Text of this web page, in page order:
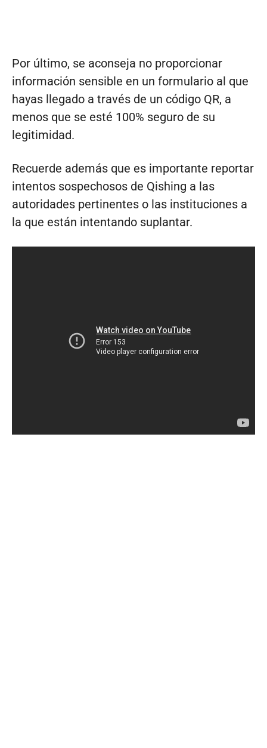
Por último, se aconseja no proporcionar
información sensible en un formulario al que
hayas llegado a través de un código QR, a
menos que se esté 100% seguro de su
legitimidad.
Recuerde además que es importante reportar
intentos sospechosos de Qishing a las
autoridades pertinentes o las instituciones a
la que están intentando suplantar.